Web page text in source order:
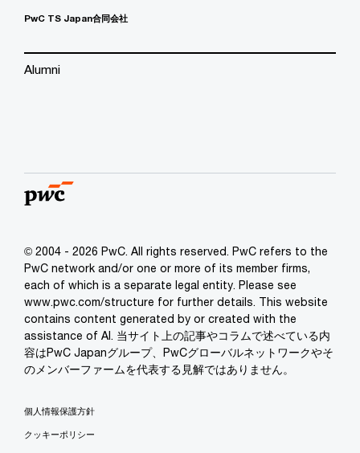
PwC TS Japan合同会社
Alumni
© 2004 - 2026 PwC. All rights reserved. PwC refers to the
PwC network and/or one or more of its member firms,
each of which is a separate legal entity. Please see
www.pwc.com/structure for further details. This website
contains content generated by or created with the
assistance of AI. 当サイト上の記事やコラムで述べている内
容はPwC Japanグループ、PwCグローバルネットワークやそ
のメンバーファームを代表する見解ではありません。
個人情報保護方針
クッキーポリシー